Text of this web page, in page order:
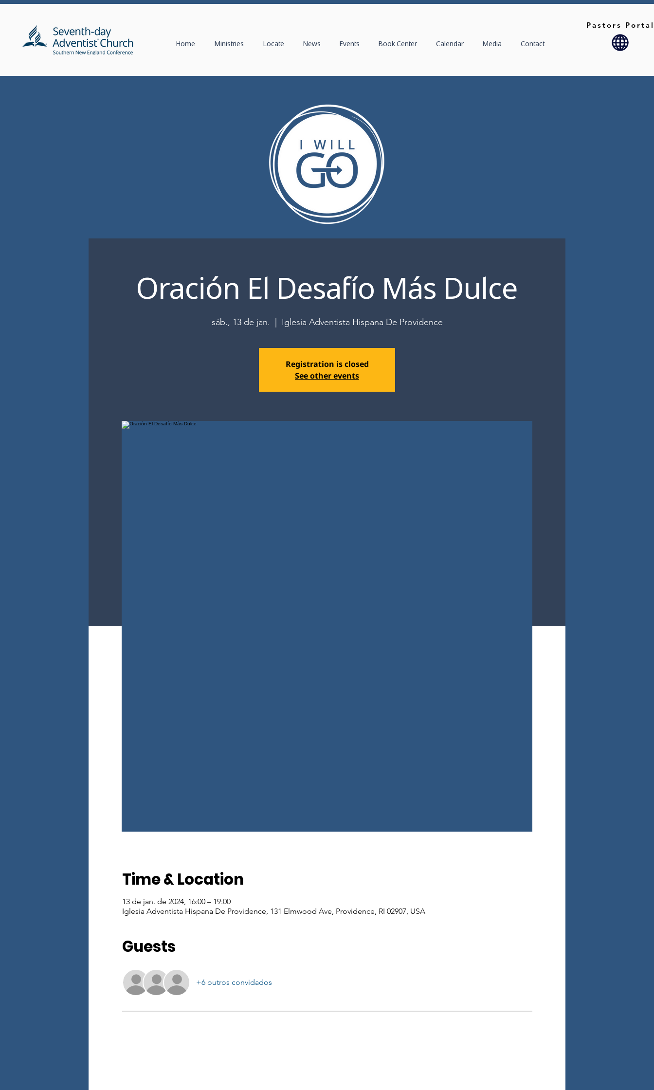
Home Ministries Locate News Events Book Center Calendar Media Contact
Pastors
Oración El Desafío Más Dulce
sáb., 13 de jan. Iglesia Adventista Hispana De Providence
Registration is closed
See other events
Time & Location
13 de jan. de 2024, 16:00 – 19:00
Iglesia Adventista Hispana De Providence, 131 Elmwood Ave, Providence, RI 02907, USA
Guests
+6 outros convidados